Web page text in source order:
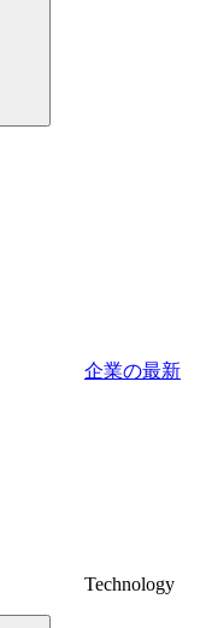
企業の最新
Technology